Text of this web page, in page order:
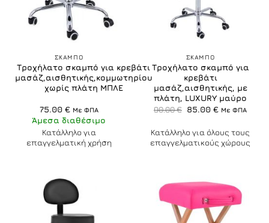
ΣΚΑΜΠO
Τροχήλατο σκαμπό για κρεβάτι
μασάζ,αισθητικής,κομμωτηρίου
χωρίς πλάτη ΜΠΛΕ
75.00 € Με ΦΠΑ
Άμεσα διαθέσιμο
Κατάλληλο για
επαγγελματική χρήση
ΣΚΑΜΠO
Τροχήλατο σκαμπό για
κρεβάτι
μασάζ,αισθητικής, με
πλάτη, LUXURY μαύρο
90.00€ Original
90.00 €.
85.00€ Η
τρέχουσα
είναι:
85.00 €.
Με ΦΠΑ
Κατάλληλο για όλους τους
επαγγελματικούς χώρους